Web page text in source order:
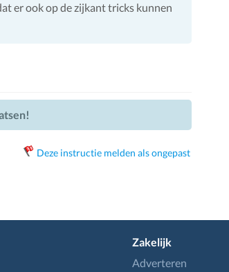
er ook op de zijkant tricks kunnen
Deze instructie melden als ongepast
Zakelijk
Adverteren